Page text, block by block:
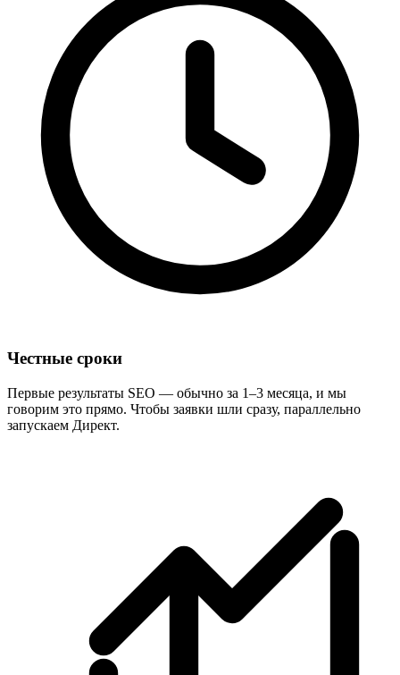
Честные сроки
Первые результаты SEO — обычно за 1–3 месяца, и мы
говорим это прямо. Чтобы заявки шли сразу, параллельно
запускаем Директ.